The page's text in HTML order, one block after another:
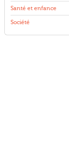
Santé et enfance
Société